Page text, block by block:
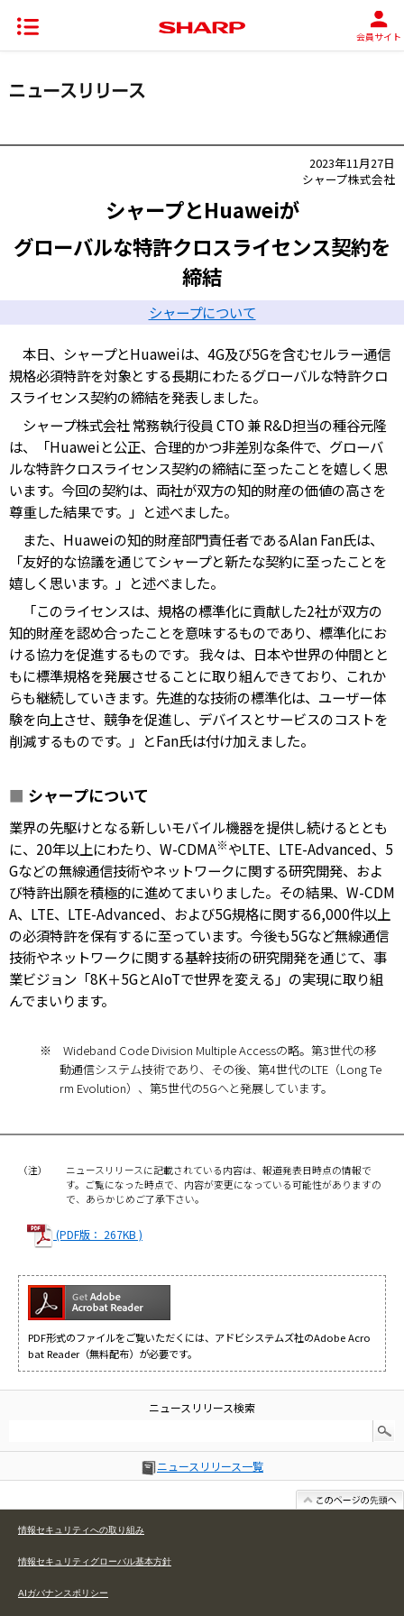
会員サイト
2023年11月27日
シャープ株式会社
シャープとHuaweiが
グローバルな特許クロスライセンス契約を
締結
シャープについて
本日、シャープとHuaweiは、4G及び5Gを含むセルラー通信
規格必須特許を対象とする長期にわたるグローバルな特許クロ
スライセンス契約の締結を発表しました。
シャープ株式会社 常務執行役員 CTO 兼 R&D担当の種谷元隆
は、「Huaweiと公正、合理的かつ非差別な条件で、グローバ
ルな特許クロスライセンス契約の締結に至ったことを嬉しく思
います。今回の契約は、両社が双方の知的財産の価値の高さを
尊重した結果です。」と述べました。
また、Huaweiの知的財産部門責任者であるAlan Fan氏は、
「友好的な協議を通じてシャープと新たな契約に至ったことを
嬉しく思います。」と述べました。
「このライセンスは、規格の標準化に貢献した2社が双方の
知的財産を認め合ったことを意味するものであり、標準化にお
ける協力を促進するものです。 我々は、日本や世界の仲間とと
もに標準規格を発展させることに取り組んできており、これか
らも継続していきます。先進的な技術の標準化は、ユーザー体
験を向上させ、競争を促進し、デバイスとサービスのコストを
削減するものです。」とFan氏は付け加えました。
■ シャープについて
業界の先駆けとなる新しいモバイル機器を提供し続けるととも
に、20年以上にわたり、W-CDMA※やLTE、LTE-Advanced、5
Gなどの無線通信技術やネットワークに関する研究開発、およ
び特許出願を積極的に進めてまいりました。その結果、W-CDM
A、LTE、LTE-Advanced、および5G規格に関する6,000件以上
の必須特許を保有するに至っています。今後も5Gなど無線通信
技術やネットワークに関する基幹技術の研究開発を通じて、事
業ビジョン「8K＋5GとAIoTで世界を変える」の実現に取り組
んでまいります。
※ Wideband Code Division Multiple Accessの略。第3世代の移
動通信システム技術であり、その後、第4世代のLTE（Long Te
rm Evolution）、第5世代の5Gへと発展しています。
（注）
ニュースリリースに記載されている内容は、報道発表日時点の情報で
す。ご覧になった時点で、内容が変更になっている可能性がありますの
で、あらかじめご了承下さい。
(PDF版： 267KB )
PDF形式のファイルをご覧いただくには、アドビシステムズ社のAdobe Acro
bat Reader（無料配布）が必要です。
ニュースリリース検索
ニュースリリース一覧
情報セキュリティへの取り組み
情報セキュリティグローバル基本方針
AIガバナンスポリシー